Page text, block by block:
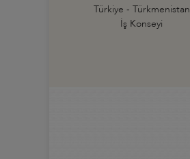
Türkiye - Türkmenistan
İş Konseyi